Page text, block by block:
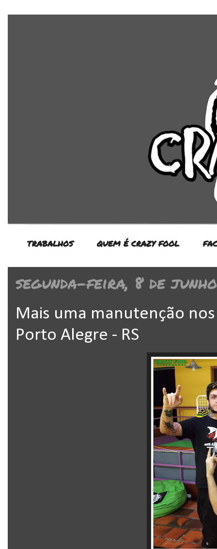
TRABALHOS QUEM É CRAZY FOOL
segunda-feira, 8 de
Mais uma manutenção
Porto Alegre - RS